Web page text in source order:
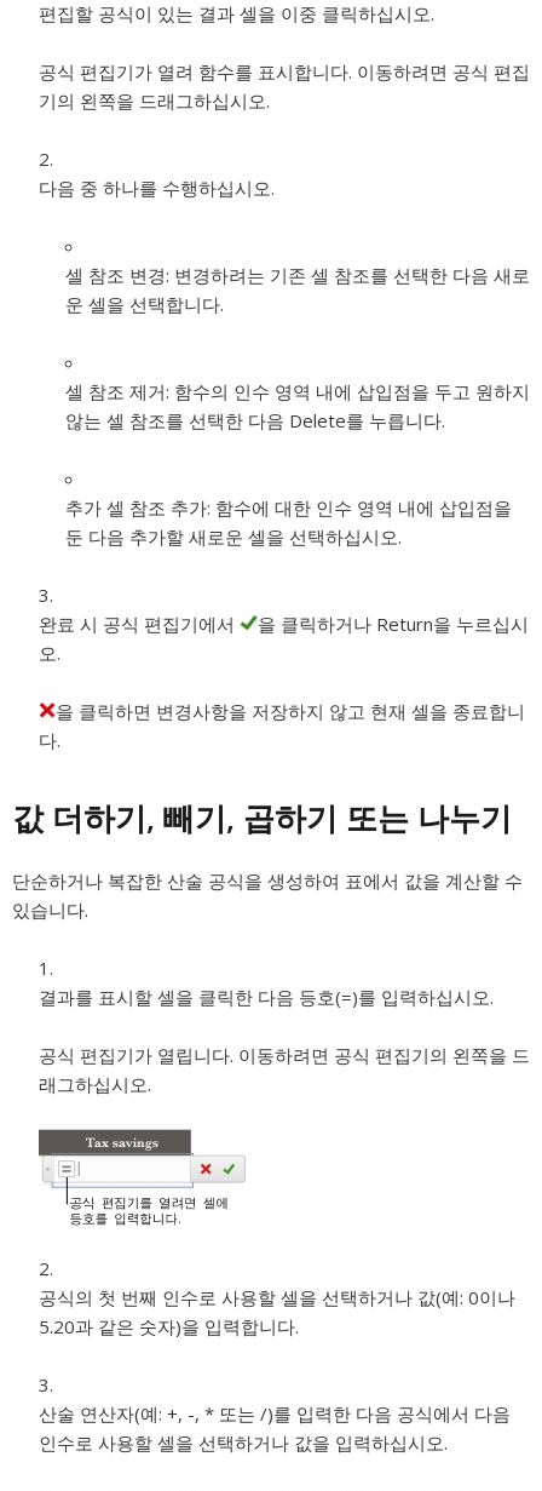
편집할 공식이 있는 결과 셀을 이중 클릭하십시오.
공식 편집기가 열려 함수를 표시합니다. 이동하려면 공식 편집
기의 왼쪽을 드래그하십시오.
다음 중 하나를 수행하십시오.
셀 참조 변경: 변경하려는 기존 셀 참조를 선택한 다음 새로
운 셀을 선택합니다.
셀 참조 제거: 함수의 인수 영역 내에 삽입점을 두고 원하지
않는 셀 참조를 선택한 다음 Delete를 누릅니다.
추가 셀 참조 추가: 함수에 대한 인수 영역 내에 삽입점을
둔 다음 추가할 새로운 셀을 선택하십시오.
완료 시 공식 편집기에서
을 클릭하거나 Return을 누르십시
오.
을 클릭하면 변경사항을 저장하지 않고 현재 셀을 종료합니
다.
값 더하기, 빼기, 곱하기 또는 나누기
단순하거나 복잡한 산술 공식을 생성하여 표에서 값을 계산할 수
있습니다.
결과를 표시할 셀을 클릭한 다음 등호(=)를 입력하십시오.
공식 편집기가 열립니다. 이동하려면 공식 편집기의 왼쪽을 드
래그하십시오.
공식의 첫 번째 인수로 사용할 셀을 선택하거나 값(예: 0이나
5.20과 같은 숫자)을 입력합니다.
산술 연산자(예: +, -, * 또는 /)를 입력한 다음 공식에서 다음
인수로 사용할 셀을 선택하거나 값을 입력하십시오.